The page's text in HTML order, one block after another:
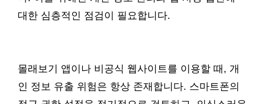
대한 심층적인 점검이 필요합니다.
몰래보기 앱이나 비공식 웹사이트를 이용할 때, 개
인 정보 유출 위험은 항상 존재합니다. 스마트폰의